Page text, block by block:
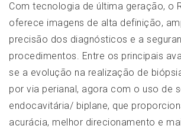
Com tecnologia de última geração, o
oferece imagens de alta definição,
precisão dos diagnósticos e a
procedimentos. Entre os principais
se a evolução na realização de
por via perianal, agora com o uso de
endocavitária/ biplane, que
acurácia, melhor direcionamento e